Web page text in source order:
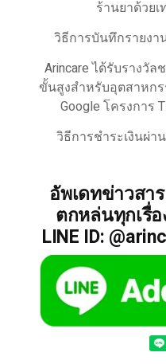
ร้านยาด้วย
วิธีการบันทึกรายง
Arincare ได้รับรางวั
ขั้นสูงสำหรับอุตสาหก
Google โครงการ
วิธีการชำระเงินผ่า
อัพเดทข่าวสา
ตกหล่นทุกเรื่
LINE ID: